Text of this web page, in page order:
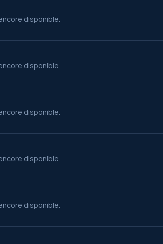
disponible.
disponible.
disponible.
disponible.
disponible.